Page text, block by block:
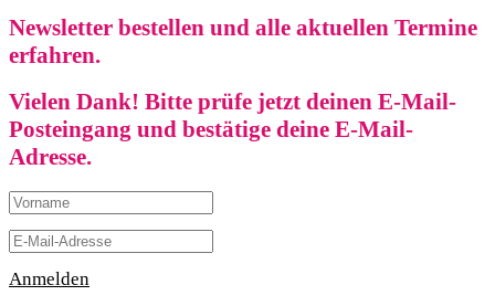
Newsletter bestellen und alle aktuellen Termine
erfahren.
Vielen Dank! Bitte prüfe jetzt deinen E-Mail-
Posteingang und bestätige deine E-Mail-
Adresse.
Anmelden